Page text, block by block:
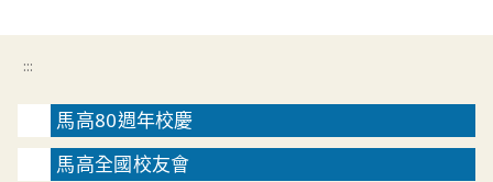
:::
馬高80週年校慶
馬高全國校友會